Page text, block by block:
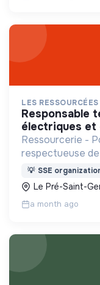
LES RESSOURCÉES
responsable technique eee (équipements
électriques et
Ressourcerie -
respectueuse de
des objets, le
renforcement du
💡 SSE
Le Pré-Saint-
a month ago